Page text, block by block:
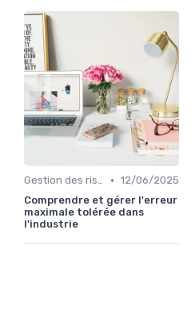
Gestion des risques • 12/06/2025
Comprendre et gérer l'erreur
maximale tolérée dans
l'industrie